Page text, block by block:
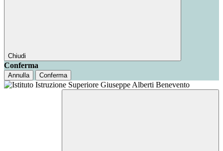
Chiudi
Conferma
Annulla Conferma